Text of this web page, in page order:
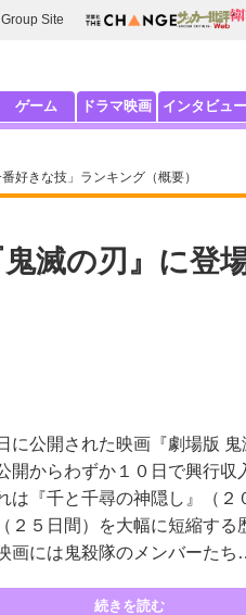
Group Site
ゲーム ドラマ映画 インタビュー
好きな技」ランキング（概要）
滅の刃』に登
に公開された映画『劇場版 鬼
開からわずか１０日で興行収
は『千と千尋の神隠し』（２
２５日間）を大幅に短縮する
画には鬼殺隊のメンバーたち
続きを読む